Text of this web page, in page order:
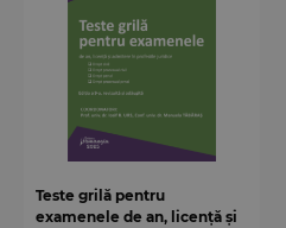
Teste grilă pentru
examenele de an, licență și